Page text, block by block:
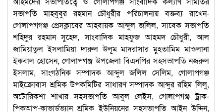
সভাপতি মাহবুবুর রহমান চৌধুরীর পরিচালনায় বক্তব্য রাখেন-
গোলাপগগঞ্জ প্রেসক্লাবের আহবায়ক আব্দুল জলিল, সাবেক সভাপতি
শহিদুর রহমান সুহেদ, সাংবাদিক মাহফুজ আহমদ চৌধুরী, আল
জামিয়াতুল ইসলামিয়া দারুল উলূম মাদরাসার মুহতামিম মাওলানা
ইকবাল হোসেন, গোলাপগঞ্জ উপজেলা বিএনপির সহসভাপতি নজরুল
ইসলাম, সাংগঠনিক সম্পাদক আব্দুল জলিল সেলিম, গোলাপগঞ্জ
মাইক্রোবাস শ্রমিক উপকমিটির সাধারণ সম্পাদক আব্দুর রহিম লিলু,
অটোরিকশা শাখার সহসভাপতি আবুল লেইস, গোলাপগঞ্জ ট্রাক-
পিকআপ-কাভার্ডভ্যান শ্রমিক ইউনিয়নের সহসভাপতি আইন উদ্দিন,